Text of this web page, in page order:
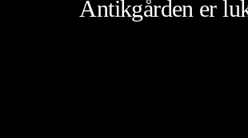
Antikgården er